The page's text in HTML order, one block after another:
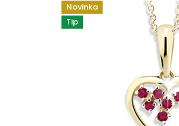
Novinka
Tip